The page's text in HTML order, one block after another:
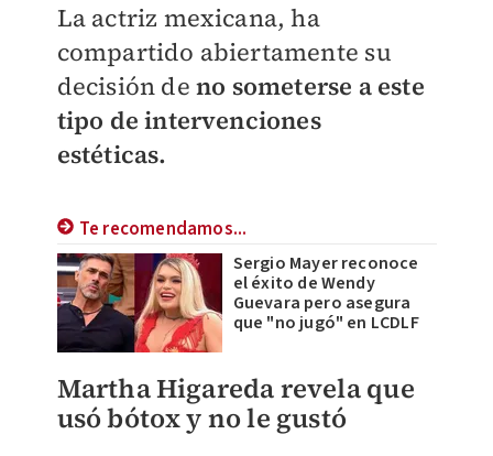
La actriz mexicana, ha
compartido abiertamente su
decisión de no someterse a este
tipo de intervenciones
estéticas.
Te recomendamos...
Sergio Mayer reconoce
el éxito de Wendy
Guevara pero asegura
que "no jugó" en LCDLF
Martha Higareda revela que
usó bótox y no le gustó